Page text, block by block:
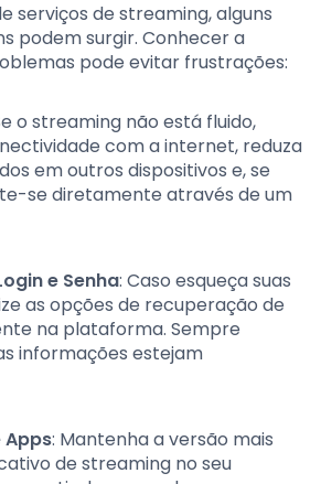
serviços de streaming, alguns
podem surgir. Conhecer a
pode evitar frustrações:
o streaming não está fluido,
com a internet, reduza
em outros dispositivos e, se
se diretamente através de um
e Senha: Caso esqueça suas
as opções de recuperação de
na plataforma. Sempre
informações estejam
: Mantenha a versão mais
de streaming no seu